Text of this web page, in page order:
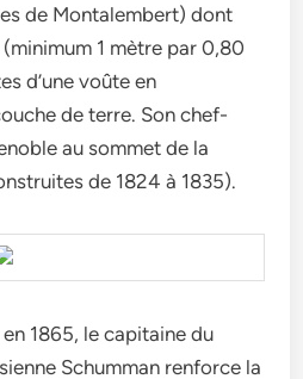
de Montalembert) dont
1 mètre par 0,80
d’une voûte en
de terre. Son chef-
au sommet de la
de 1824 à 1835).
en 1865, le capitaine du
Schumman renforce la